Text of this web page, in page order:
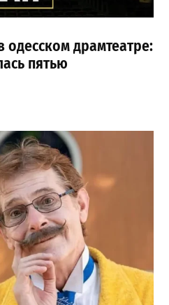
одесском драмтеатре:
пятью